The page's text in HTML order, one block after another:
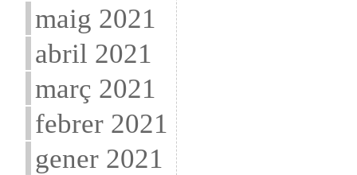
maig 2021
abril 2021
març 2021
febrer 2021
gener 2021